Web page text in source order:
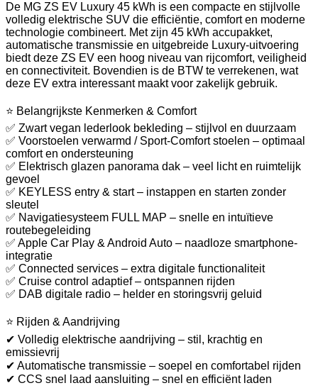
De MG ZS EV Luxury 45 kWh is een compacte en stijlvolle
volledig elektrische SUV die efficiëntie, comfort en moderne
technologie combineert. Met zijn 45 kWh accupakket,
automatische transmissie en uitgebreide Luxury-uitvoering
biedt deze ZS EV een hoog niveau van rijcomfort, veiligheid
en connectiviteit. Bovendien is de BTW te verrekenen, wat
deze EV extra interessant maakt voor zakelijk gebruik.
⭐ Belangrijkste Kenmerken & Comfort
✅ Zwart vegan lederlook bekleding – stijlvol en duurzaam
✅ Voorstoelen verwarmd / Sport-Comfort stoelen – optimaal
comfort en ondersteuning
✅ Elektrisch glazen panorama dak – veel licht en ruimtelijk
gevoel
✅ KEYLESS entry & start – instappen en starten zonder
sleutel
✅ Navigatiesysteem FULL MAP – snelle en intuïtieve
routebegeleiding
✅ Apple Car Play & Android Auto – naadloze smartphone-
integratie
✅ Connected services – extra digitale functionaliteit
✅ Cruise control adaptief – ontspannen rijden
✅ DAB digitale radio – helder en storingsvrij geluid
⭐ Rijden & Aandrijving
✔ Volledig elektrische aandrijving – stil, krachtig en
emissievrij
✔ Automatische transmissie – soepel en comfortabel rijden
✔ CCS snel laad aansluiting – snel en efficiënt laden